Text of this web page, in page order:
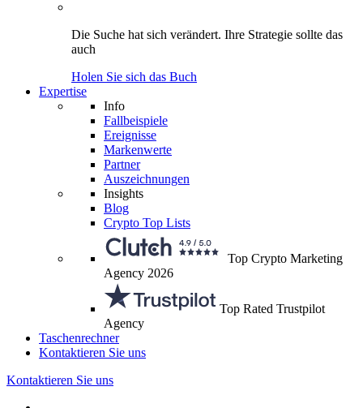
Die Suche hat sich verändert. Ihre Strategie sollte das
auch
Holen Sie sich das Buch
Expertise
Info
Fallbeispiele
Ereignisse
Markenwerte
Partner
Auszeichnungen
Insights
Blog
Crypto Top Lists
Top Crypto Marketing
Agency 2026
Top Rated Trustpilot
Agency
Taschenrechner
Kontaktieren Sie uns
Kontaktieren Sie uns